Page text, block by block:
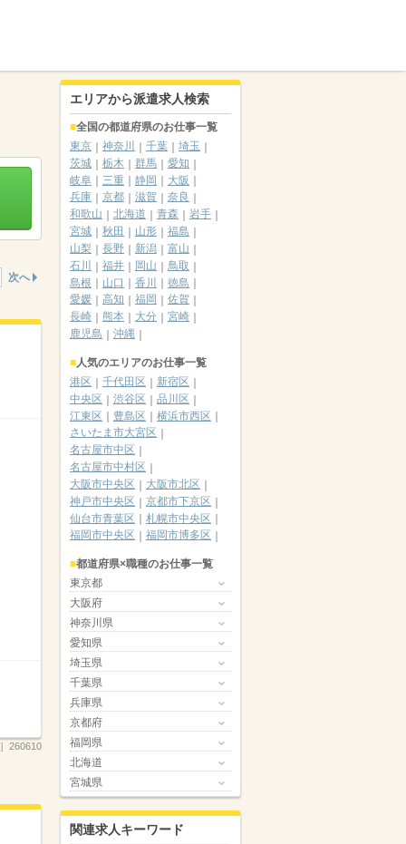
次へ
260610
エリアから派遣求人検索
全国の都道府県のお仕事一覧
東京
神奈川 千葉
埼玉
茨城
栃木 群馬
愛知
岐阜
三重 静岡
大阪
兵庫
京都 滋賀
奈良
和歌山
北海道 青森
岩手
宮城
秋田 山形
福島
山梨
長野 新潟
富山
石川
福井 岡山
鳥取
島根
山口 香川
徳島
愛媛
高知 福岡
佐賀
長崎
熊本 大分
宮崎
鹿児島
沖縄
人気のエリアのお仕事一覧
港区
千代田区
新宿区
中央区
渋谷区
品川区
江東区
豊島区
横浜市西区
さいたま市大宮区
名古屋市中区
名古屋市中村区
大阪市中央区
大阪市北区
神戸市中央区
京都市下京区
仙台市青葉区
札幌市中央区
福岡市中央区
福岡市博多区
都道府県×職種のお仕事一覧
東京都
大阪府
神奈川県
愛知県
埼玉県
千葉県
兵庫県
京都府
福岡県
北海道
宮城県
関連求人キーワード